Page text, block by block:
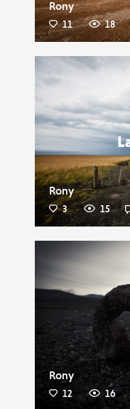
Rony
11 18
Rony
3 15
Rony
12 16